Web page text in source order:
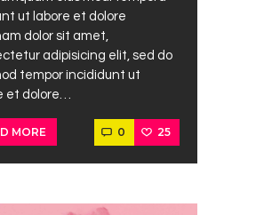
ut labore et dolore
dolor sit amet,
adipisicing elit, sed do
tempor incididunt ut
et dolore…
MORE 0 25